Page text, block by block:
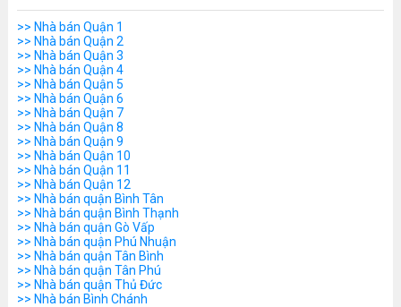
>> Nhà bán Quận 1
>> Nhà bán Quận 2
>> Nhà bán Quận 3
>> Nhà bán Quận 4
>> Nhà bán Quận 5
>> Nhà bán Quận 6
>> Nhà bán Quận 7
>> Nhà bán Quận 8
>> Nhà bán Quận 9
>> Nhà bán Quận 10
>> Nhà bán Quận 11
>> Nhà bán Quận 12
>> Nhà bán quận Bình Tân
>> Nhà bán quận Bình Thạnh
>> Nhà bán quận Gò Vấp
>> Nhà bán quận Phú Nhuận
>> Nhà bán quận Tân Bình
>> Nhà bán quận Tân Phú
>> Nhà bán quận Thủ Đức
>> Nhà bán Bình Chánh